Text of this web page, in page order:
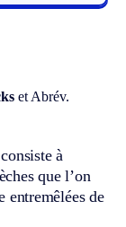
et Abrév.
à
que l’on
entremêlées de